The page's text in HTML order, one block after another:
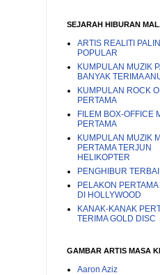
SEJARAH HIBURAN
ARTIS REALITI
POPULAR
KUMPULAN MUZIK
BANYAK TERIMA
KUMPULAN ROCK
PERTAMA
FILEM BOX-OFFICE
PERTAMA
KUMPULAN MUZIK
PERTAMA TERJUN
HELIKOPTER
PENGHIBUR
PELAKON
DI HOLLYWOOD
KANAK-KANAK
TERIMA GOLD DISC
GAMBAR ARTIS MASA
Aaron Aziz